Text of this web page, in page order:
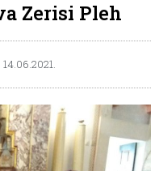
Zerisi Pleh
14.06.2021.